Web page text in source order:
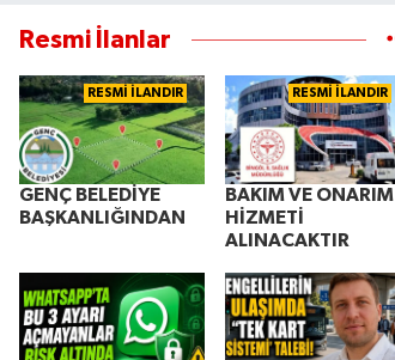
Resmi İlanlar
RESMİ İLANDIR
GENÇ BELEDİYE
BAŞKANLIĞINDAN
RESMİ İLANDIR
BAKIM VE ONARIM
HİZMETİ
ALINACAKTIR